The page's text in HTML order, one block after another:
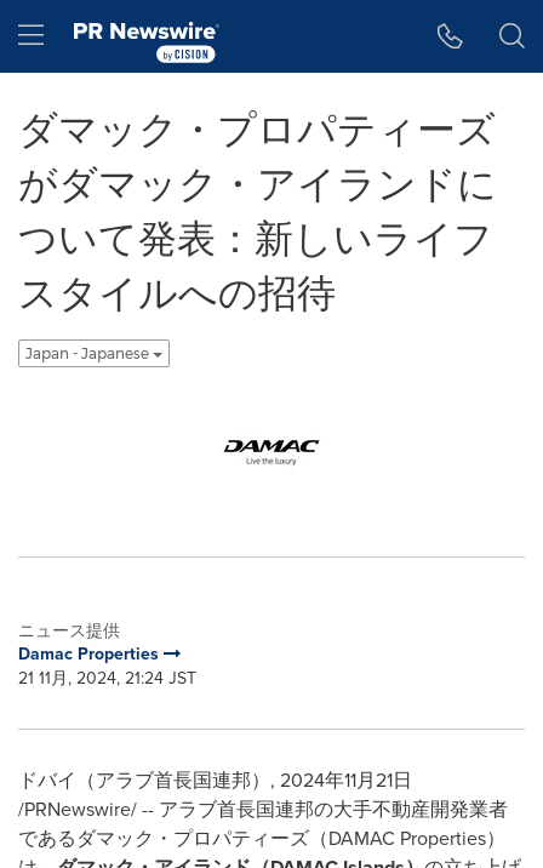
Hamburger menu
ダマック・プロパティーズ
がダマック・アイランドに
ついて発表：新しいライフ
スタイルへの招待
Japan - Japanese
ニュース提供
Damac Properties
21 11月, 2024, 21:24 JST
ドバイ（アラブ首長国連邦） , 2024年11月21日
/PRNewswire/ -- アラブ首長国連邦の大手不動産開発業者
であるダマック・プロパティーズ（DAMAC Properties）